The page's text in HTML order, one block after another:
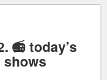
📻 today’s
shows